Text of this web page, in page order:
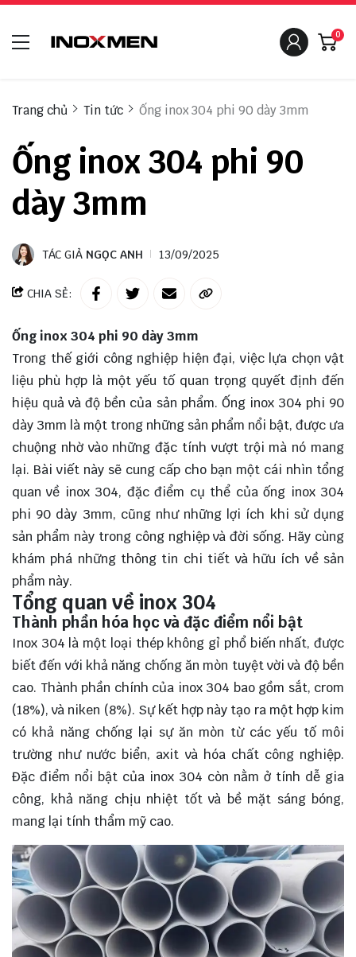
0
Trang chủ Tin tức Ống inox 304 phi 90 dày 3mm
Ống inox 304 phi 90
dày 3mm
TÁC GIẢ NGỌC ANH 13/09/2025
CHIA SẺ:
Ống inox 304 phi 90 dày 3mm
Trong thế giới công nghiệp hiện đại, việc lựa chọn vật
liệu phù hợp là một yếu tố quan trọng quyết định đến
hiệu quả và độ bền của sản phẩm. Ống inox 304 phi 90
dày 3mm là một trong những sản phẩm nổi bật, được ưa
chuộng nhờ vào những đặc tính vượt trội mà nó mang
lại. Bài viết này sẽ cung cấp cho bạn một cái nhìn tổng
quan về inox 304, đặc điểm cụ thể của ống inox 304
phi 90 dày 3mm, cũng như những lợi ích khi sử dụng
sản phẩm này trong công nghiệp và đời sống. Hãy cùng
khám phá những thông tin chi tiết và hữu ích về sản
phẩm này.
Tổng quan về inox 304
Thành phần hóa học và đặc điểm nổi bật
Inox 304 là một loại thép không gỉ phổ biến nhất, được
biết đến với khả năng chống ăn mòn tuyệt vời và độ bền
cao. Thành phần chính của inox 304 bao gồm sắt, crom
(18%), và niken (8%). Sự kết hợp này tạo ra một hợp kim
có khả năng chống lại sự ăn mòn từ các yếu tố môi
trường như nước biển, axit và hóa chất công nghiệp.
Đặc điểm nổi bật của inox 304 còn nằm ở tính dễ gia
công, khả năng chịu nhiệt tốt và bề mặt sáng bóng,
mang lại tính thẩm mỹ cao.